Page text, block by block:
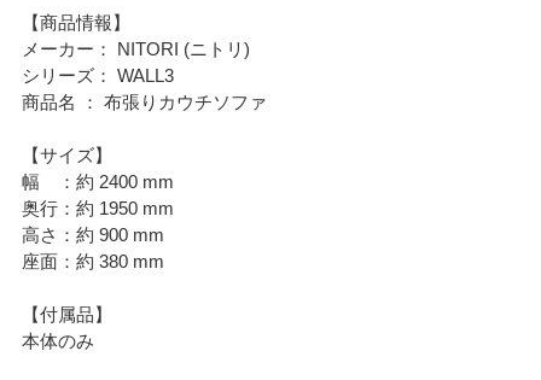
【商品情報】
メーカー： NITORI (ニトリ)
シリーズ： WALL3
商品名 ： 布張りカウチソファ
【サイズ】
幅 ：約 2400 mm
奥行：約 1950 mm
高さ：約 900 mm
座面：約 380 mm
【付属品】
本体のみ